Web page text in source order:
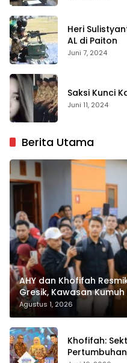
Heri
AL di Paiton
Juni 7, 2024
Saksi Kunci
Juni 11, 2024
Berita Utama
AHY dan Khofifah
Gresik, Kawasan
ASRI
Agustus 1, 2026
Khofifah: